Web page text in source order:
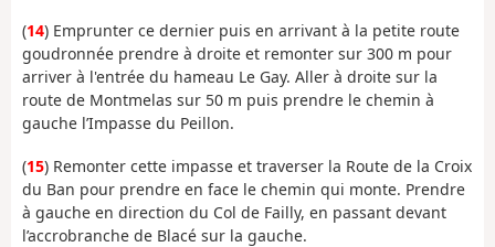
(14) Emprunter ce dernier puis en arrivant à la petite route
goudronnée prendre à droite et remonter sur 300 m pour
arriver à l'entrée du hameau Le Gay. Aller à droite sur la
route de Montmelas sur 50 m puis prendre le chemin à
gauche l’Impasse du Peillon.
(15) Remonter cette impasse et traverser la Route de la Croix
du Ban pour prendre en face le chemin qui monte. Prendre
à gauche en direction du Col de Failly, en passant devant
l’accrobranche de Blacé sur la gauche.